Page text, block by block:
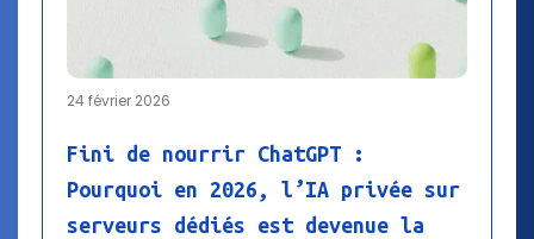
24 février 2026
Fini de nourrir ChatGPT :
Pourquoi en 2026, l’IA privée sur
serveurs dédiés est devenue la